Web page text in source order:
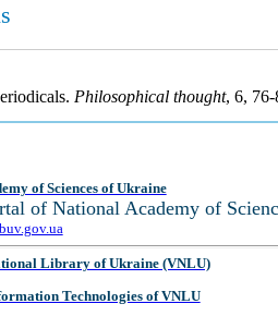
Philosophical thought, 6, 76-
of Sciences of Ukraine
of National Academy of
Library of Ukraine (VNLU)
Technologies of VNLU